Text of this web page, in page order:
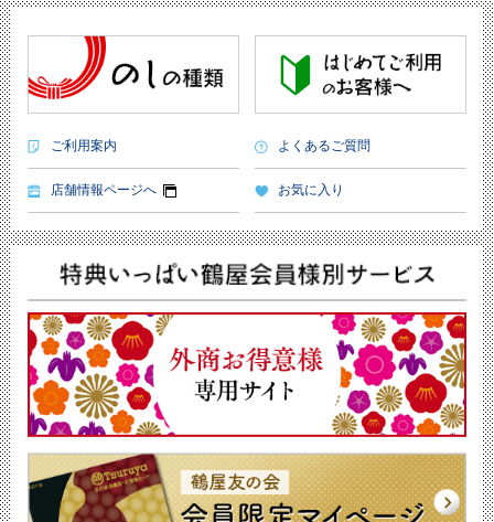
ご利用案内 よくあるご質問
店舗情報ページへ お気に入り